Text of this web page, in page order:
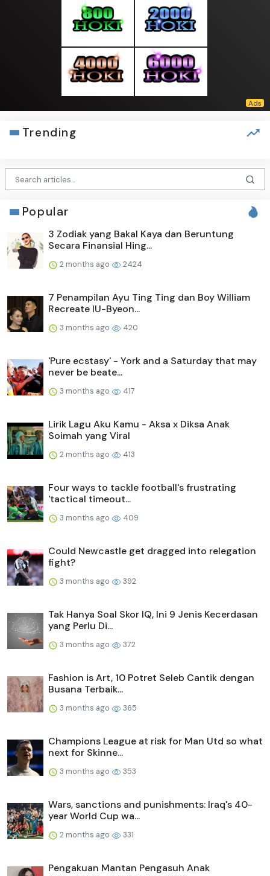
Trending
Popular
3 Zodiak yang Bakal Kaya dan Beruntung
Secara Finansial Hing...
2 months ago 2424
7 Penampilan Ayu Ting Ting dan Boy William
Recreate IU-Byeon...
3 months ago 420
'Pure ecstasy' - York and a Saturday that may
never be beate...
3 months ago 417
Lirik Lagu Aku Kamu - Aksa x Diksa Anak
Soimah yang Viral
2 months ago 413
Four ways to tackle football's frustrating
'tactical timeout...
3 months ago 409
Could Newcastle get dragged into relegation
fight?
3 months ago 392
Tak Hanya Soal Skor IQ, Ini 9 Jenis Kecerdasan
yang Perlu Di...
3 months ago 372
Fashion is Art, 10 Potret Seleb Cantik dengan
Busana Terbaik...
3 months ago 365
Champions League at risk for Man Utd so what
next for Skinne...
3 months ago 353
Wars, sanctions and punishments: Iraq's 40-
year World Cup wa...
2 months ago 331
Pengakuan Mantan Pengasuh Anak